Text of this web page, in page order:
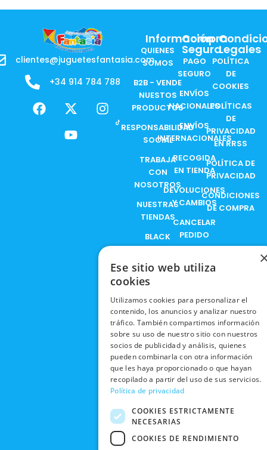
clientes@juguetesfantasia.com
+34 914 784 788
F
a
X
-
t
w
I
n
Y
o
u
t
Información
QUIENES
SOMOS
B2B - VENDE
NUESTOS
PRODUCTOS
RESPONSABILIDAD
SOCIAL
TRABAJA
CON
NOSOTROS
NUESTRAS
TIENDAS
BLACK
FRIDAY
CONTACTO
Compra
Segura
PAGO
SEGURO
ENVÍOS
NACIONALES
ENVÍOS
INTERNACIONALES
RECOGIDA
EN TIENDA
DEVOLUCIONES
Y CAMBIOS
CANCELAR
PEDIDO
Legales
POLÍTICA
DE
COOKIES
POLÍTICAS
DE
PRIVACIDAD
EN RRSS
POLÍTICA DE
PRIVACIDAD
CONDICIONES
DE COMPRA
Ese sitio web utiliza
cookies
Utilizamos cookies para personalizar el
contenido, los anuncios y analizar nuestro
tráfico. También compartimos información
sobre su uso de nuestro sitio con nuestros
socios de publicidad y análisis, quienes
pueden combinarla con otra información
que les haya proporcionado o que hayan
recopilado a partir del uso de sus servicios.
Política de privacidad
COOKIES ESTRICTAMENTE
NECESARIAS
COOKIES DE RENDIMIENTO